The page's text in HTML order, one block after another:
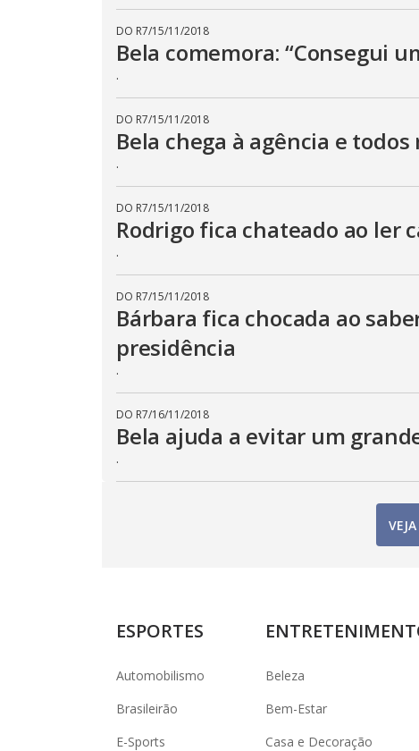
DO R7/15/11/2018
Bela comemora: “Consegui
.
DO R7/15/11/2018
Bela chega à agência e
.
DO R7/15/11/2018
Rodrigo fica chateado ao ler
.
DO R7/15/11/2018
Bárbara fica chocada ao
presidência
.
DO R7/16/11/2018
Bela ajuda a evitar um
.
ESPORTES
Automobilismo
Brasileirão
E-Sports
Beleza
Bem-Estar
Casa e Decoração